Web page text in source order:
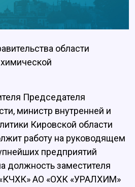
области
Председателя
министр внутренней и
Кировской области
работу на руководящем
предприятий
должность заместителя
АО «ОХК «УРАЛХИМ»